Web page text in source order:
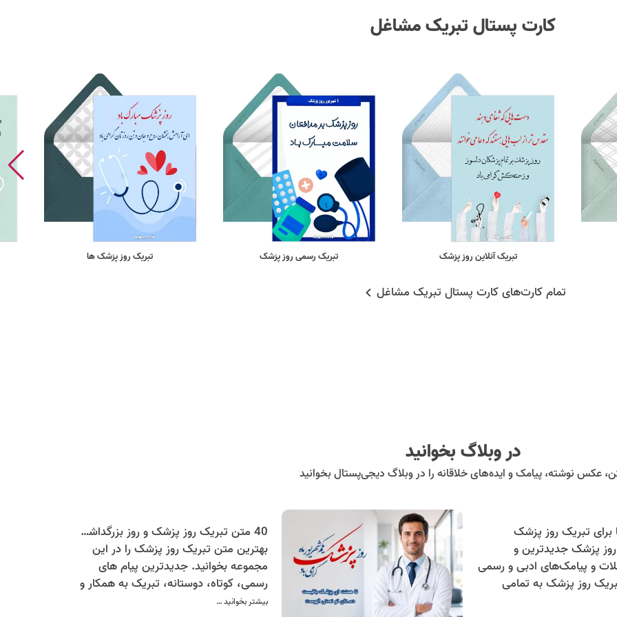
کارت پستال تبریک مشاغل
تبریک آنلاین روز پزشک تبریک رسمی روز پزشک تبریک روز پزشک ها
تمام کارت‌های کارت پستال تبریک مشاغل
در وبلاگ بخوانید
عکس نوشته، پیامک و ایده‌های خلاقانه را در وبلاگ دیجی‌پستال بخوانید
پزشک جدیدترین و
و پیامک‌های ادبی و رسمی
روز پزشک به تمامی
40 متن تبریک روز پزشک و روز بزرگداشت ابوعلی سینا | به همسر، دوست، همکار و پزشک عزیز
بهترین متن تبریک روز پزشک را در این
مجموعه بخوانید. جدیدترین پیام های
رسمی، کوتاه، دوستانه، تبریک به همکار و
همسر پزشک به همراه کارت پستال
بیشتر بخوانید …